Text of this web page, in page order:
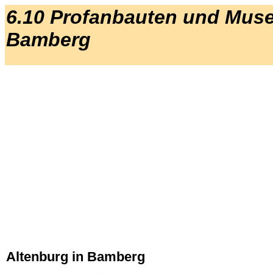
6.10 Profanbauten und
Bamberg
Altenburg in Bamberg